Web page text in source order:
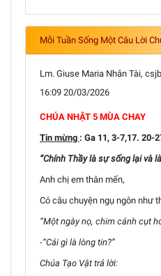
Mỗi Tuần Sống Một Câu Lời
Lm. Giuse Maria Nhân Tài,
16:09 20/03/2026
CHÚA NHẬT 5 MÙA CHAY
Tin mừng : Ga 11, 3-7,17. 20-
“Chính Thầy là sự sống lại và
Anh chị em thân mến,
Có câu chuyện ngụ ngôn như
“Một ngày nọ, chim cánh cụt
-“Cái gì là lòng tin?”
Chúa Tạo Vật trả lời: